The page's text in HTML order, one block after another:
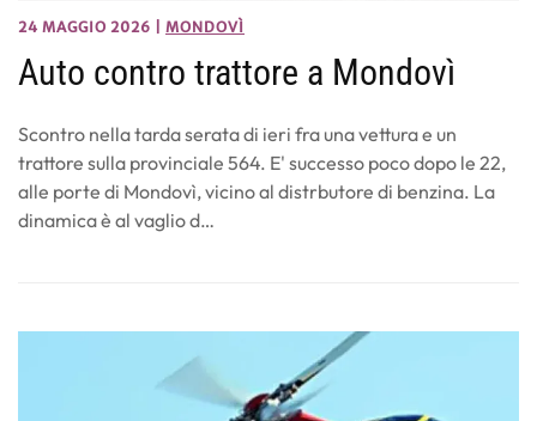
24 MAGGIO 2026 MONDOVÌ
Auto contro trattore a Mondovì
Scontro nella tarda serata di ieri fra una vettura e un
trattore sulla provinciale 564. E' successo poco dopo le 22,
alle porte di Mondovì, vicino al distrbutore di benzina. La
dinamica è al vaglio d…